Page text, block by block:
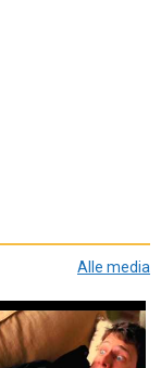
Alle media